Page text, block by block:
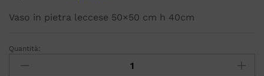
Vaso in pietra leccese 50×50 cm h 40cm
Quantità: